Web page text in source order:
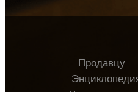
Продавцу